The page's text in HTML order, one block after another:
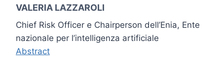
VALERIA LAZZAROLI
Chief Risk Officer e Chairperson dell’Enia, Ente
nazionale per l’intelligenza artificiale
Abstract